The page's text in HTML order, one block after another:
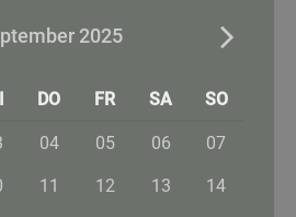
2025
DO FR SA SO
04 05 06 07
11 12 13 14